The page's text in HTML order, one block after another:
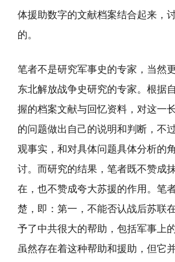
体援助数字的文献档案结合起来，
的。
笔者不是研究军事史的专家，当然
东北解放战争史研究的专家。根据
握的档案文献与回忆资料，对这一
的问题做出自己的说明和判断，不
观事实，和对具体问题具体分析的
讨。而研究的结果，笔者既不赞成
在，也不赞成夸大苏援的作用。笔
楚，即：第一，不能否认战后苏联
予了中共很大的帮助，包括军事上
虽然存在着这种帮助和援助，但它